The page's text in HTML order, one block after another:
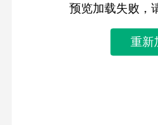
预览加载失败，
重新